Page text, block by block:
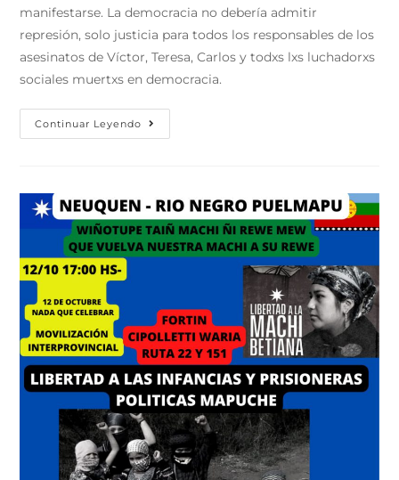
manifestarse. La democracia no debería admitir
represión, solo justicia para todos los responsables de los
asesinatos de Víctor, Teresa, Carlos y todxs lxs luchadorxs
sociales muertxs en democracia.
Continuar Leyendo